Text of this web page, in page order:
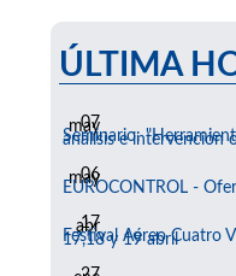
ÚLTIMA
07
may
Seminario:
análisis e intervención
06
may
EUROCONTROL -
17
abr
Festival Aéreo Cuatro
17,18 y 19 abril